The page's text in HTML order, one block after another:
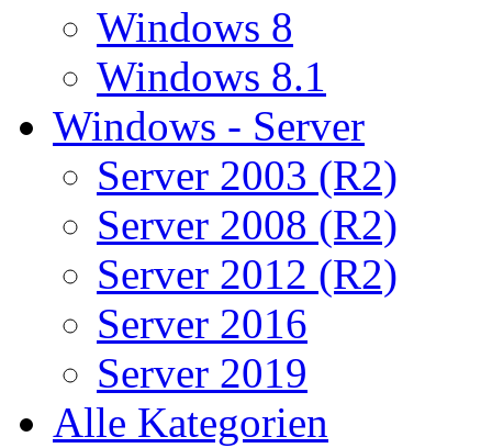
Windows 8
Windows 8.1
Windows - Server
Server 2003 (R2)
Server 2008 (R2)
Server 2012 (R2)
Server 2016
Server 2019
Alle Kategorien